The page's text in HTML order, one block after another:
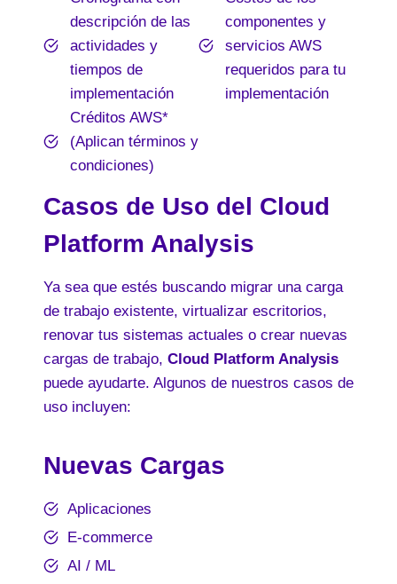
descripción de las
actividades y
tiempos de
implementación
componentes y
servicios AWS
requeridos para tu
implementación
Créditos AWS*
(Aplican términos y
condiciones)
Casos de Uso del Cloud
Platform Analysis
Ya sea que estés buscando migrar una carga
de trabajo existente, virtualizar escritorios,
renovar tus sistemas actuales o crear nuevas
cargas de trabajo, Cloud Platform Analysis
puede ayudarte. Algunos de nuestros casos de
uso incluyen:
Nuevas Cargas
Aplicaciones
E-commerce
AI / ML